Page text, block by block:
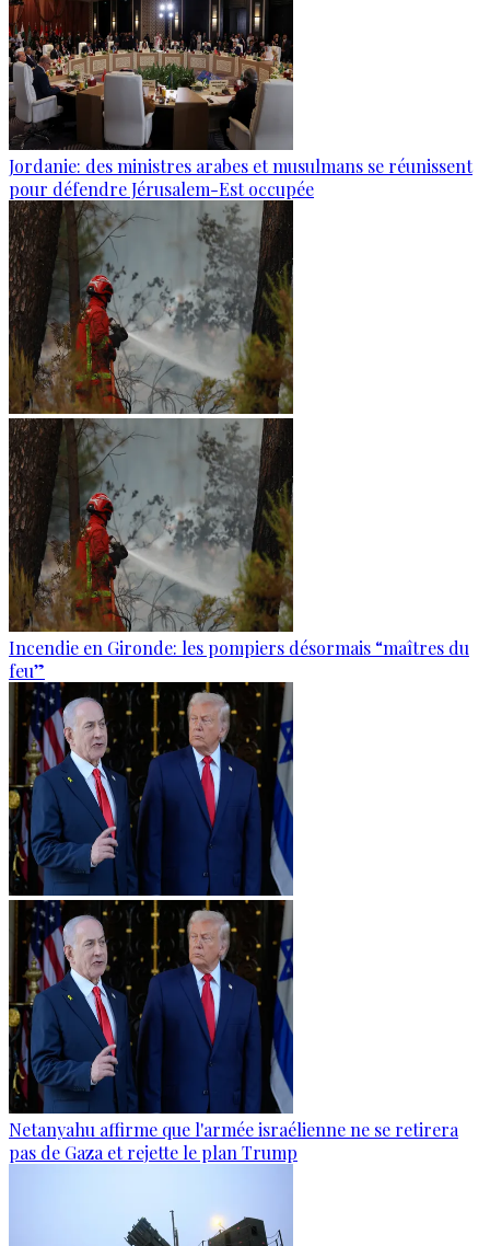
Jordanie: des ministres arabes et musulmans se réunissent
pour défendre Jérusalem-Est occupée
Incendie en Gironde: les pompiers désormais “maîtres du
feu”
Netanyahu affirme que l'armée israélienne ne se retirera
pas de Gaza et rejette le plan Trump